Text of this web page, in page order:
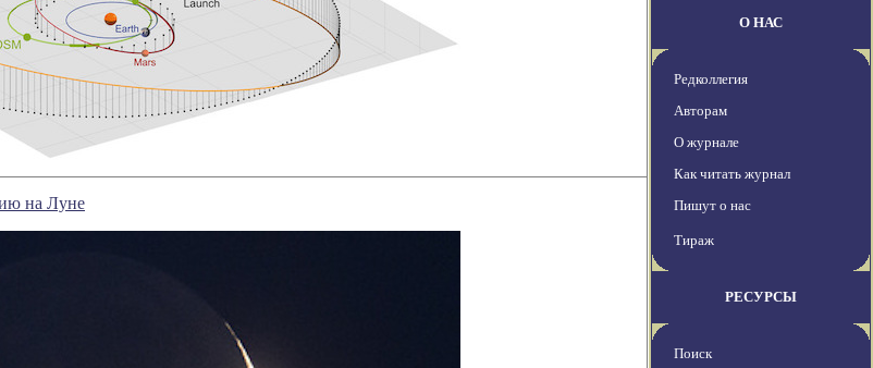
на Луне
О НАС
Редколлегия
Авторам
О журнале
Как читать журнал
Пишут о нас
Тираж
РЕСУРСЫ
Поиск